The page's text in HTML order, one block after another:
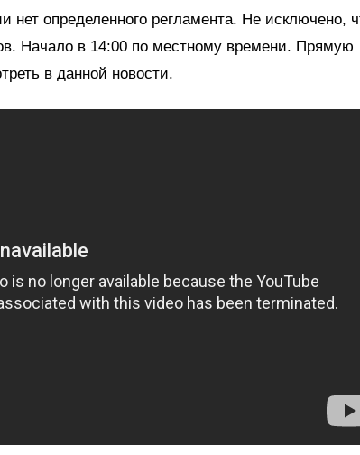
определенного регламента. Не исключено,
Начало в 14:00 по местному времени. Прямую
в данной новости.